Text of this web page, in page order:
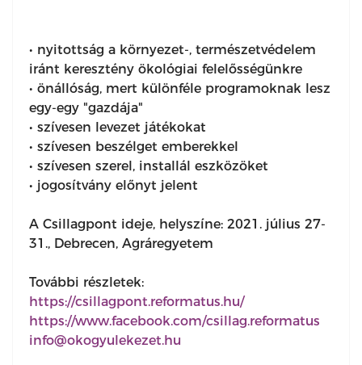
• nyitottság a környezet-, természetvédelem
iránt keresztény ökológiai felelősségünkre
• önállóság, mert különféle programoknak lesz
egy-egy "gazdája"
• szívesen levezet játékokat
• szívesen beszélget emberekkel
• szívesen szerel, installál eszközöket
• jogosítvány előnyt jelent
A Csillagpont ideje, helyszíne: 2021. július 27-
31., Debrecen, Agráregyetem
További részletek:
https://csillagpont.reformatus.hu/
https://www.facebook.com/csillag.reformatus
info@okogyulekezet.hu